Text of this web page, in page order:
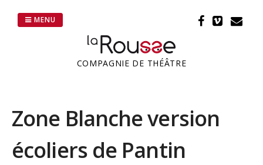
COMPAGNIE DE THÉÂTRE
MENU
Zone Blanche version
écoliers de Pantin